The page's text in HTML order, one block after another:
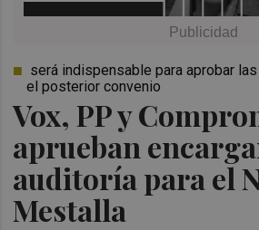
Vox, PP y
aprueban
auditoría para el
Mestalla
será indispensable para aprobar
el posterior convenio